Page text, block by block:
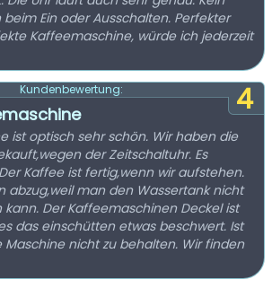
Ein oder Ausschalten. Perfekter
Kaffeemaschine, würde ich jederzeit
4
Kundenbewertung:
ist optisch sehr schön. Wir haben die
der Zeitschaltuhr. Es
Kaffee ist fertig,wenn wir aufstehen.
abzug,weil man den Wassertank nicht
Der Kaffeemaschinen Deckel ist
das einschütten etwas beschwert. Ist
Maschine nicht zu behalten. Wir finden